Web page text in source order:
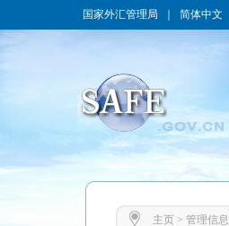
国家外汇管理局 简体中文
主页> 管理信息